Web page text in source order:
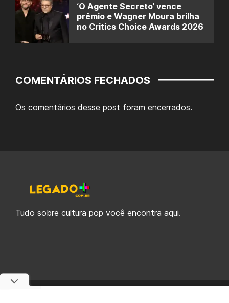
‘O Agente Secreto’ vence
prêmio e Wagner Moura brilha
no Critics Choice Awards 2026
COMENTÁRIOS FECHADOS
Os comentários desse post foram encerrados.
Tudo sobre cultura pop você encontra aqui.